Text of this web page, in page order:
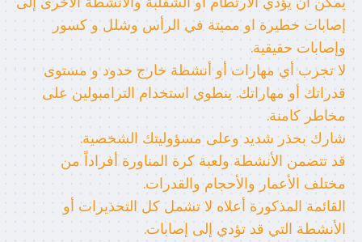
إصابات خطيرة او مميتة في الرأس وشلل و كسور
وإصابات حقيقية.
لا تجرب أي مهارات أو أنشطة خارج حدود و مستوى
قدراتك أو مهاراتك. ينطوي استخدام الترامبولين على
مخاطر كامنة.
شارك بحذر شديد وعلى مسؤوليتك الشخصية.
قد تتضمن الأنشطة ولعبة كرة المناورة أفراداً من
مختلف الأعمار والأحجام والقدرات.
القائمة المذكورة أعلاه لا تشمل كل التحذيرات أو
الأنشطة التي قد تؤدي إلى إصابات.